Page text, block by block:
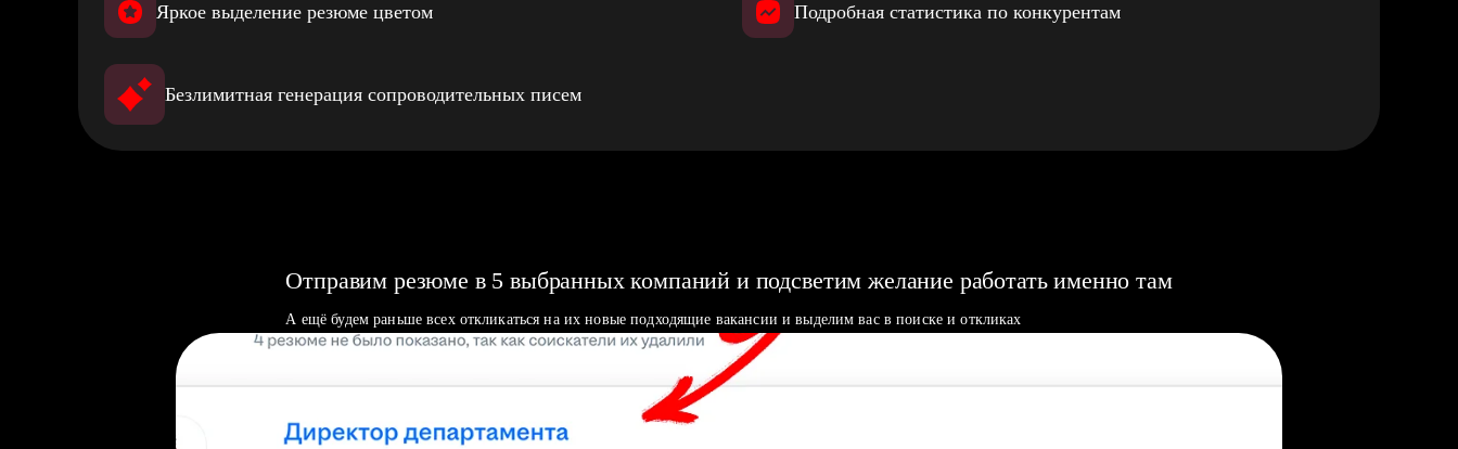
Яркое выделение резюме цветом Подробная статистика по конкурентам
Безлимитная генерация сопроводительных писем
Отправим резюме в 5 выбранных компаний и подсветим желание работать именно там
А ещё будем раньше всех откликаться на их новые подходящие вакансии и выделим вас в поиске и откликах